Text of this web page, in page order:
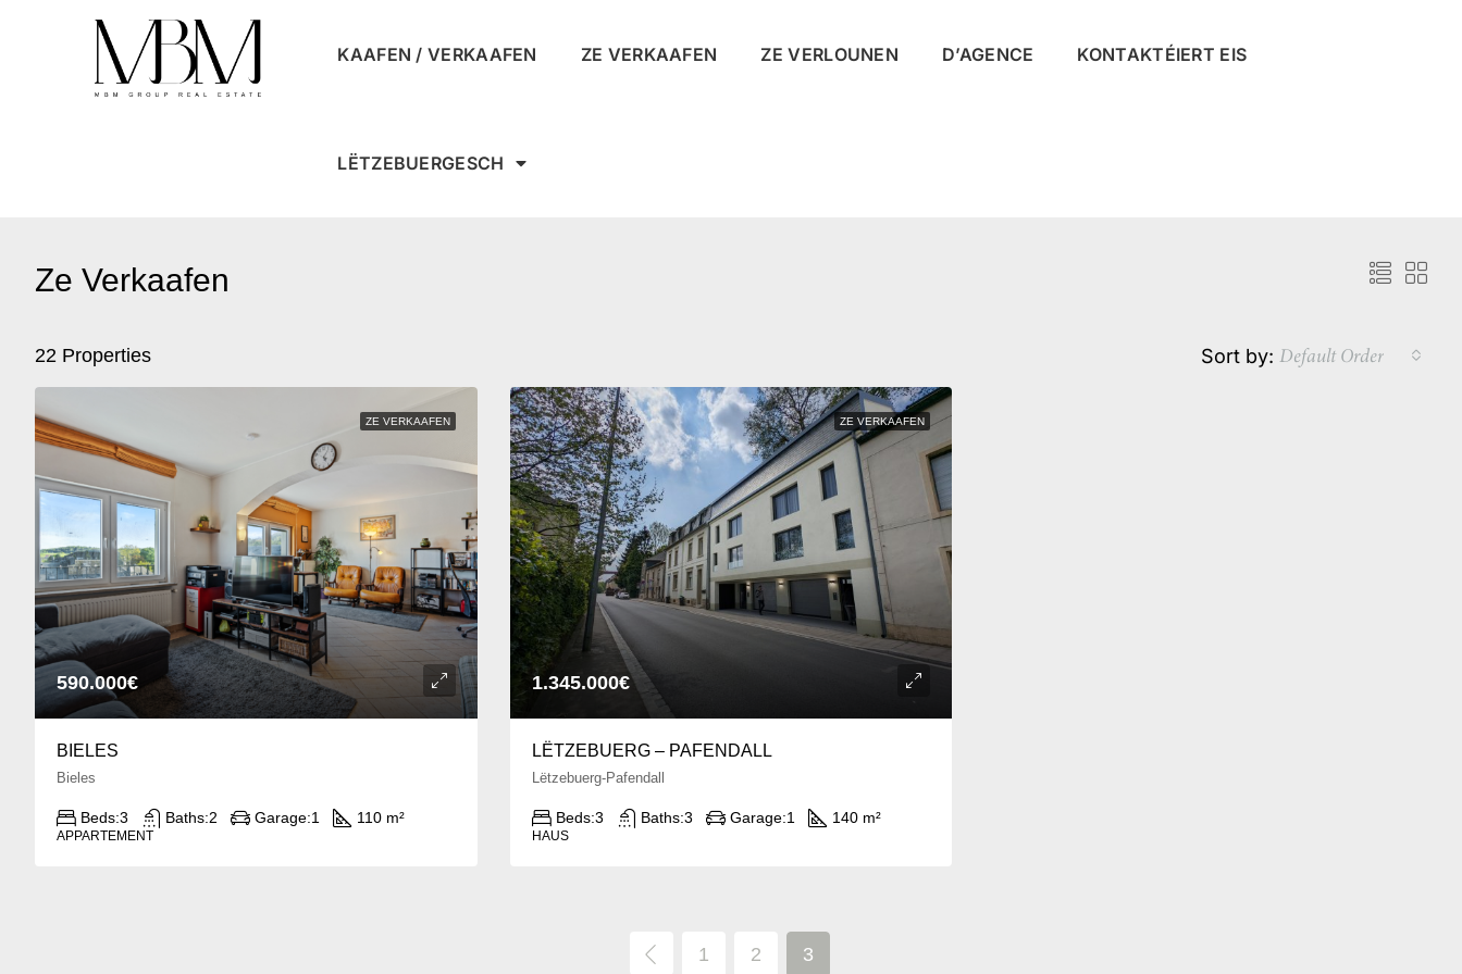
KAAFEN / VERKAAFEN ZE VERKAAFEN ZE VERLOUNEN D’AGENCE KONTAKTÉIERT EIS
LËTZEBUERGESCH
Ze Verkaafen
22 Properties Sort by: Default Order
ZE VERKAAFEN
590.000€
BIELES
Bieles
Beds:3 Baths:2 Garage:1 110 m²
APPARTEMENT
ZE VERKAAFEN
1.345.000€
LËTZEBUERG – PAFENDALL
Lëtzebuerg-Pafendall
Beds:3 Baths:3 Garage:1 140 m²
HAUS
1 2 3